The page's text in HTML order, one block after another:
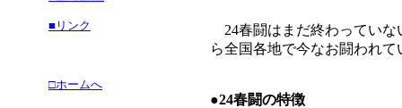
■リンク
□ホームへ
24春闘はまだ終わっていな
ら全国各地で今なお闘われ
●24春闘の特徴